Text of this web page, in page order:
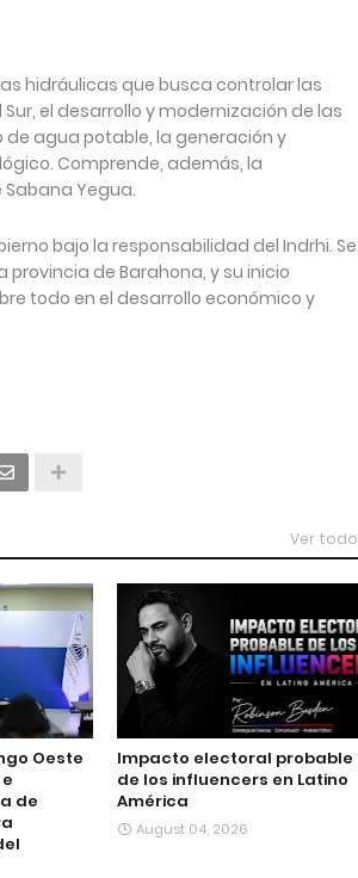
hidráulicas que busca controlar las
el desarrollo y modernización de las
agua potable, la generación y
Comprende, además, la
Yegua.
bajo la responsabilidad del Indrhi. Se
provincia de Barahona, y su inicio
todo en el desarrollo económico y
Ver todo
Oeste
de
Impacto electoral probable
de los influencers en Latino
América
August 04, 2026